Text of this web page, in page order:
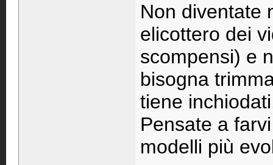
Non diventate
elicottero dei
scompensi) e
bisogna
tiene
Pensate a
modelli più